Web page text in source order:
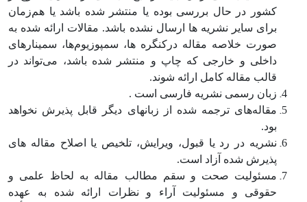
کشور در حال بررسی بوده یا منتشر شده باشد یا هم‌زمان
برای سایر نشریه­ ها ارسال نشده باشد. مقالات ارائه شده به
صورت خلاصه مقاله درکنگره ها، سمپوزیوم‌ها، سمینارهای
داخلی و خارجی که چاپ و منتشر شده باشد، می‌تواند در
قالب مقاله کامل ارائه شوند.
زبان رسمی نشریه فارسی است .
مقاله‌های ترجمه شده از زبان­های دیگر قابل پذیرش نخواهد
بود.
نشریه در رد یا قبول، ویرایش، تلخیص یا اصلاح مقاله­ های
پذیرش شده آزاد است.
مسئولیت صحت و سقم مطالب مقاله به لحاظ علمی و
حقوقی و مسئولیت آراء و نظرات ارائه شده به عهده